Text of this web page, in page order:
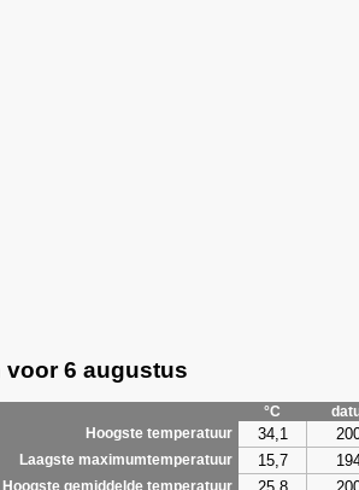
voor 6 augustus
°C
Hoogste temperatuur
34,1
Laagste maximumtemperatuur 15,7
Hoogste gemiddelde temperatuur